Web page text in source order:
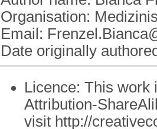
Organisation:
Email:
Date originally
Licence: This work
Attribution-
visit http://